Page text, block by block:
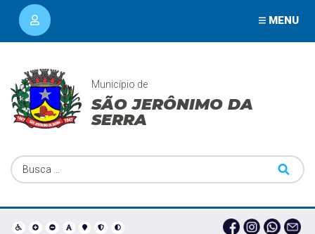
MENU
Município de
SÃO JERÔNIMO DA
SERRA